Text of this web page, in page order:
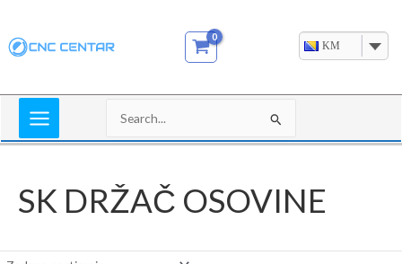
content
KM
Search
for:
SK DRŽAČ OSOVINE